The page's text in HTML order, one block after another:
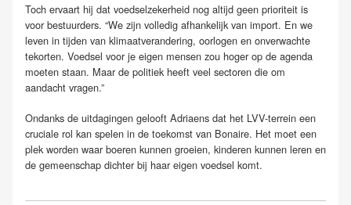
Toch ervaart hij dat voedselzekerheid nog altijd geen prioriteit is
voor bestuurders. “We zijn volledig afhankelijk van import. En we
leven in tijden van klimaatverandering, oorlogen en onverwachte
tekorten. Voedsel voor je eigen mensen zou hoger op de agenda
moeten staan. Maar de politiek heeft veel sectoren die om
aandacht vragen.”
Ondanks de uitdagingen gelooft Adriaens dat het LVV-terrein een
cruciale rol kan spelen in de toekomst van Bonaire. Het moet een
plek worden waar boeren kunnen groeien, kinderen kunnen leren en
de gemeenschap dichter bij haar eigen voedsel komt.